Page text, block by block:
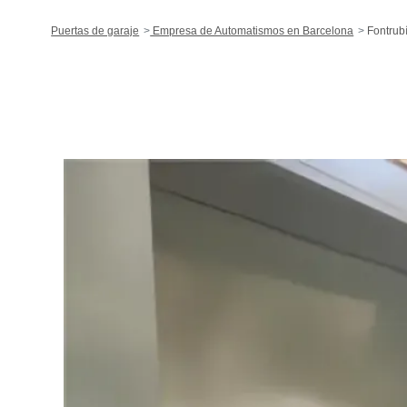
Puertas de garaje Empresa de Automatismos en Barcelona